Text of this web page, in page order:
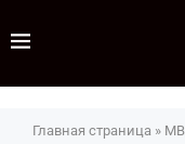
Главная страница »